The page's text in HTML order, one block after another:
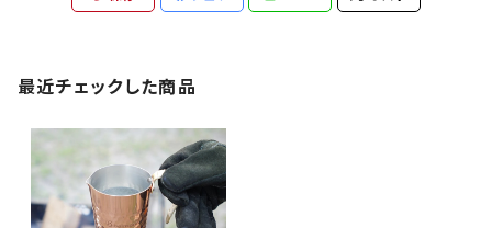
最近チェックした商品